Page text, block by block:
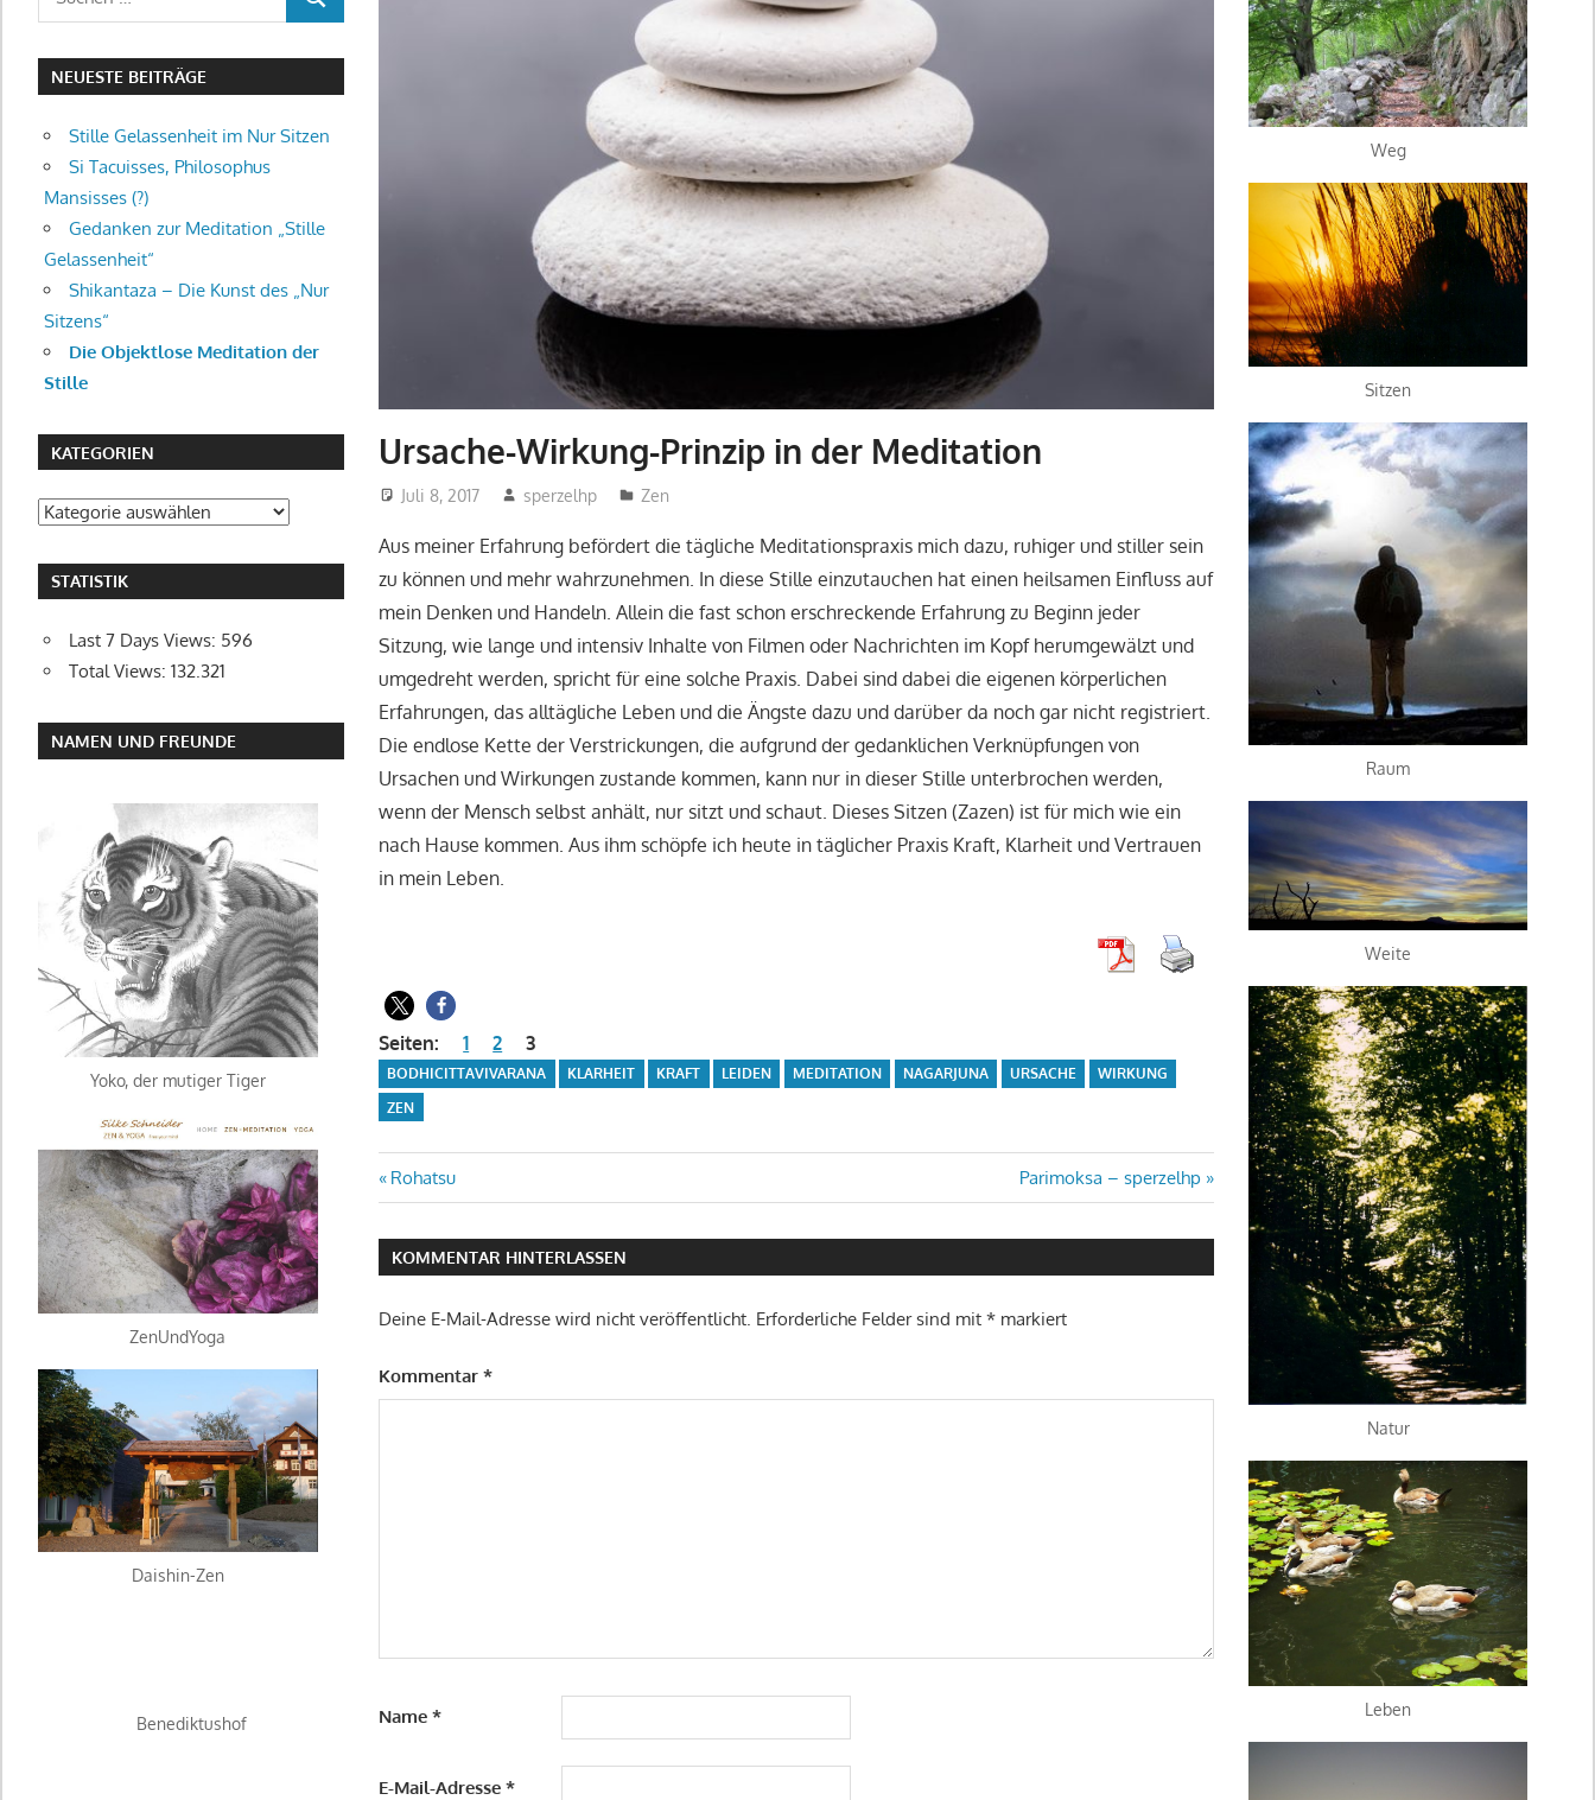
Ursache-Wirkung-Prinzip in der Meditation
Juli 8, 2017 sperzelhp Zen
Aus meiner Erfahrung befördert die tägliche Meditationspraxis mich dazu, ruhiger und stiller sein
zu können und mehr wahrzunehmen. In diese Stille einzutauchen hat einen heilsamen Einfluss auf
mein Denken und Handeln. Allein die fast schon erschreckende Erfahrung zu Beginn jeder
Sitzung, wie lange und intensiv Inhalte von Filmen oder Nachrichten im Kopf herumgewälzt und
umgedreht werden, spricht für eine solche Praxis. Dabei sind dabei die eigenen körperlichen
Erfahrungen, das alltägliche Leben und die Ängste dazu und darüber da noch gar nicht registriert.
Die endlose Kette der Verstrickungen, die aufgrund der gedanklichen Verknüpfungen von
Ursachen und Wirkungen zustande kommen, kann nur in dieser Stille unterbrochen werden,
wenn der Mensch selbst anhält, nur sitzt und schaut. Dieses Sitzen (Zazen) ist für mich wie ein
nach Hause kommen. Aus ihm schöpfe ich heute in täglicher Praxis Kraft, Klarheit und Vertrauen
in mein Leben.
Seiten:1 2 3
BODHICITTAVIVARANA KLARHEIT KRAFT LEIDEN MEDITATION NAGARJUNA URSACHE
WIRKUNG
ZEN
Beitragsnavigation
Vorheriger
Beitrag:
Rohatsu
Nächster
Beitrag:
Parimoksa – sperzelhp
KOMMENTAR HINTERLASSEN
Deine E-Mail-Adresse wird nicht veröffentlicht. Erforderliche Felder sind mit* markiert
Kommentar*
Name*
E-Mail-Adresse*
nach:
SUCHEN
NEUESTE BEITRÄGE
Stille Gelassenheit im Nur Sitzen
Si Tacuisses, Philosophus
Mansisses (?)
Gedanken zur Meditation „Stille
Gelassenheit“
Shikantaza – Die Kunst des „Nur
Sitzens“
Die Objektlose Meditation der
Stille
KATEGORIEN
Kategorien
STATISTIK
Last 7 Days Views: 596
Total Views: 132.321
NAMEN UND FREUNDE
Yoko, der mutiger Tiger
ZenUndYoga
Daishin-Zen
Benediktushof
Weg
Sitzen
Raum
Weite
Natur
Leben